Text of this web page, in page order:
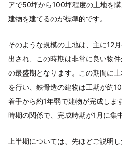
アで50坪から100坪程度の土地を
建物を建てるのが標準的です。
そのような規模の土地は、主に12
出され、この時期は非常に良い物
の最盛期となります。この期間に
を行い、鉄骨造の建物は工期が約
着手から約1年弱で建物が完成しま
時期の関係で、完成時期が1月に集
上半期については、先ほどご説明